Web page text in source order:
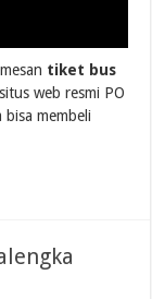
tiket bus
web resmi PO
bisa membeli